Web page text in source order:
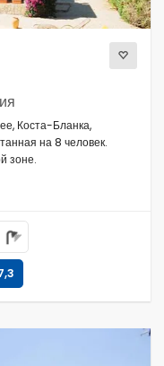
Коста-Бланка,
на 8 человек.
зоне.